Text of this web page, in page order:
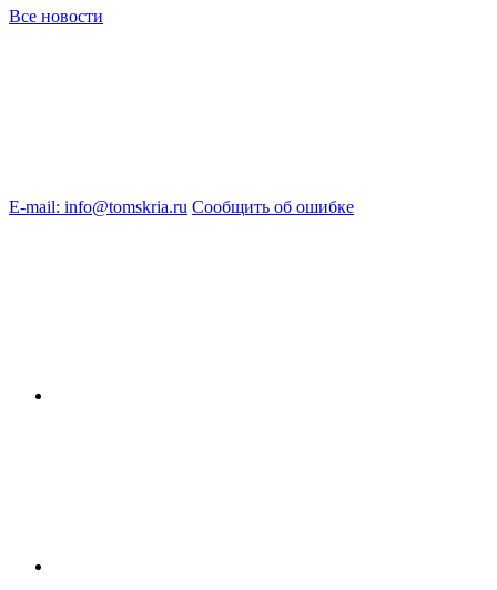
Все новости
E-mail: info@tomskria.ru Сообщить об ошибке